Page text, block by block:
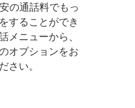
の通話料でもっ
することができ
メニューから、
オプションをお
さい。